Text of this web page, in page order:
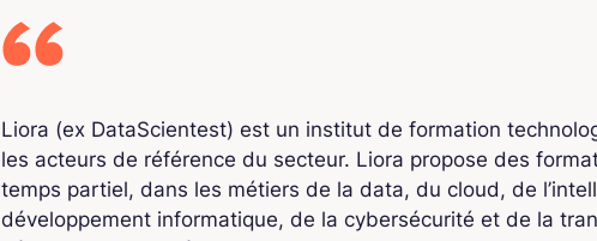
Liora (ex DataScientest) est un institut de formation
les acteurs de référence du secteur. Liora propose des
temps partiel, dans les métiers de la data, du cloud, de
développement informatique, de la cybersécurité et de la